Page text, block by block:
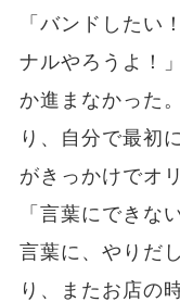
「バンドしたい
ナルやろうよ！
か進まなかった
り、自分で最初
がきっかけでオ
「言葉にできな
言葉に、やりだ
り、またお店の